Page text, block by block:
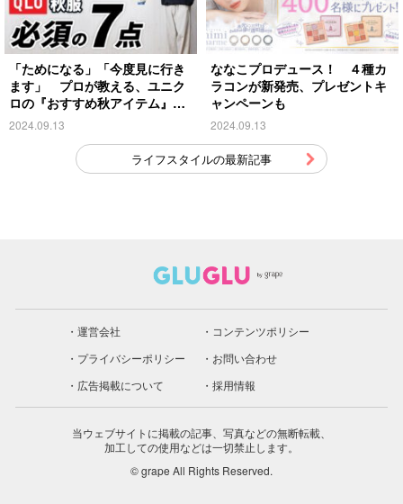
「ためになる」「今度見に行き
ます」 プロが教える、ユニク
ロの『おすすめ秋アイテム』が
こちら
2024.09.13
ななこプロデュース！ ４種カ
ラコンが新発売、プレゼントキ
ャンペーンも
2024.09.13
ライフスタイルの最新記事
運営会社
コンテンツポリシー
プライバシーポリシー
お問い合わせ
広告掲載について
採用情報
当ウェブサイトに掲載の記事、写真などの無断転載、
加工しての使用などは一切禁止します。
© grape All Rights Reserved.